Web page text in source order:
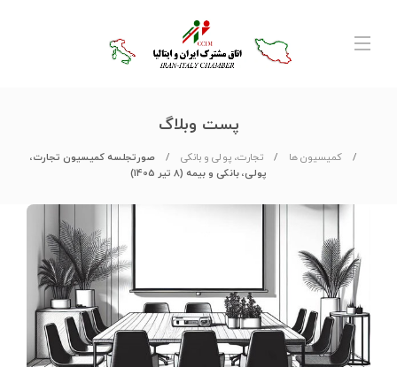
پست وبلاگ
کمیسیون ها تجارت، پولی و بانکی
صورتجلسه کمیسیون تجارت،
پولی، بانکی و بیمه (8 تیر 1405)